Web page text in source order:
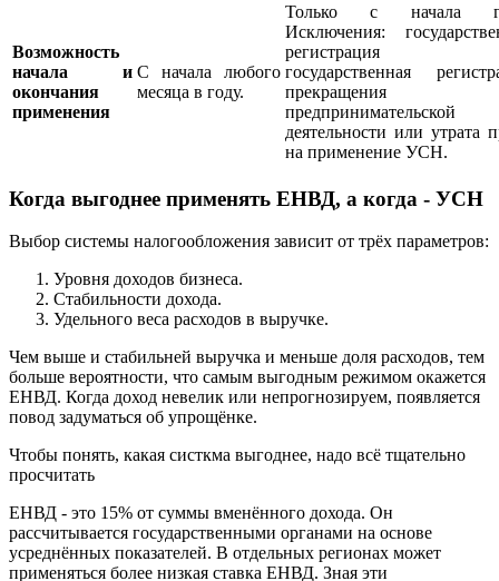
Возможность
начала и
окончания
применения
С начала любого
месяца в году.
Только с начала
Исключения:
регистрация
государственная
прекращения
предпринимательской
деятельности или утрата
на применение УСН.
Когда выгоднее применять ЕНВД, а когда - УСН
Выбор системы налогообложения зависит от трёх параметров:
Уровня доходов бизнеса.
Стабильности дохода.
Удельного веса расходов в выручке.
Чем выше и стабильней выручка и меньше доля расходов, тем
больше вероятности, что самым выгодным режимом окажется
ЕНВД. Когда доход невелик или непрогнозируем, появляется
повод задуматься об упрощёнке.
Чтобы понять, какая систкма выгоднее, надо всё тщательно
просчитать
ЕНВД - это 15% от суммы вменённого дохода. Он
рассчитывается государственными органами на основе
усреднённых показателей. В отдельных регионах может
применяться более низкая ставка ЕНВД. Зная эти